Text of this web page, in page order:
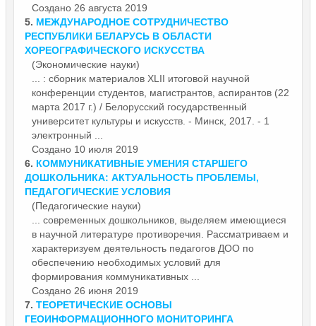
Создано 26 августа 2019
5. МЕЖДУНАРОДНОЕ СОТРУДНИЧЕСТВО
РЕСПУБЛИКИ БЕЛАРУСЬ В ОБЛАСТИ
ХОРЕОГРАФИЧЕСКОГО ИСКУССТВА
(Экономические науки)
... : сборник материалов XLII итоговой научной
конференции студентов, магистрантов, аспирантов (22
марта 2017 г.) / Белорусский государственный
университет культуры и искусств. - Минск, 2017. - 1
электронный ...
Создано 10 июля 2019
6. КОММУНИКАТИВНЫЕ УМЕНИЯ СТАРШЕГО
ДОШКОЛЬНИКА: АКТУАЛЬНОСТЬ ПРОБЛЕМЫ,
ПЕДАГОГИЧЕСКИЕ УСЛОВИЯ
(Педагогические науки)
... современных дошкольников, выделяем имеющиеся
в научной литературе противоречия. Рассматриваем и
характеризуем деятельность педагогов ДОО по
обеспечению необходимых условий для
формирования коммуникативных ...
Создано 26 июня 2019
7. ТЕОРЕТИЧЕСКИЕ ОСНОВЫ
ГЕОИНФОРМАЦИОННОГО МОНИТОРИНГА